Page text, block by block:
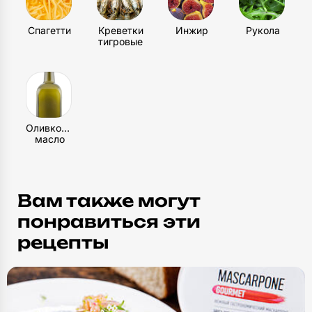
может храниться 2–3 недели.
Спагетти
Креветки
тигровые
Инжир Рукола
Оливковое
масло
Вам также могут
понравиться эти
рецепты